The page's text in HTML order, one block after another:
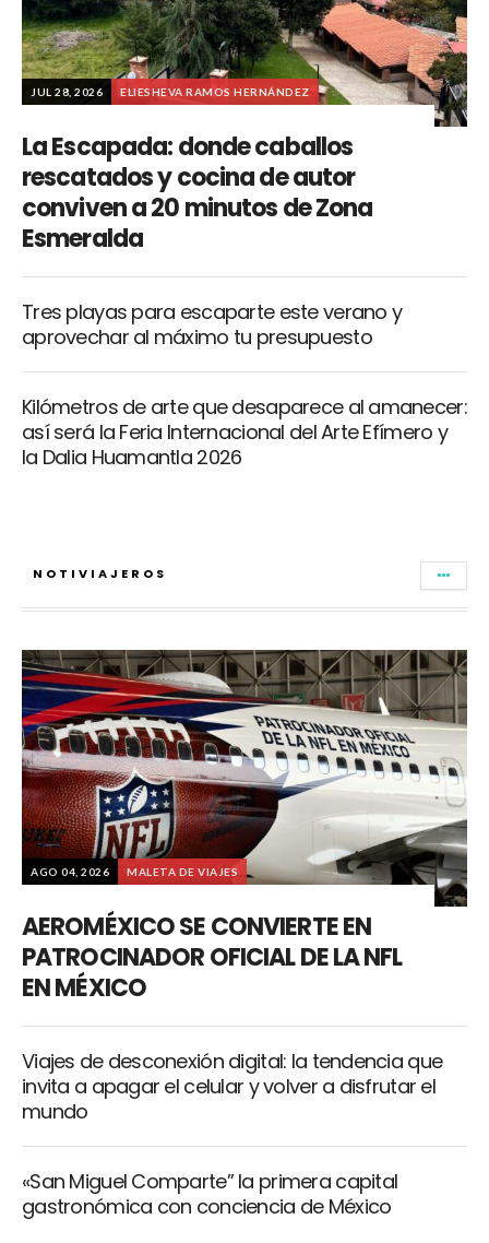
JUL 28, 2026 ELIESHEVA RAMOS HERNÁNDEZ
La Escapada: donde caballos
rescatados y cocina de autor
conviven a 20 minutos de Zona
Esmeralda
Tres playas para escaparte este verano y
aprovechar al máximo tu presupuesto
Kilómetros de arte que desaparece al amanecer:
así será la Feria Internacional del Arte Efímero y
la Dalia Huamantla 2026
NOTIVIAJEROS
AGO 04, 2026 MALETA DE VIAJES
AEROMÉXICO SE CONVIERTE EN
PATROCINADOR OFICIAL DE LA NFL
EN MÉXICO
Viajes de desconexión digital: la tendencia que
invita a apagar el celular y volver a disfrutar el
mundo
«San Miguel Comparte” la primera capital
gastronómica con conciencia de México